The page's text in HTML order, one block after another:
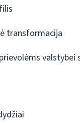
transformacija
valstybei